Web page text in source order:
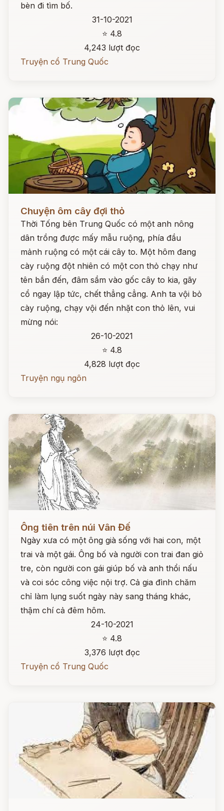
bèn đi tìm bố.
31-10-2021
⭐ 4.8
4,243 lượt đọc
Truyện cổ Trung Quốc
Chuyện ôm cây đợi thỏ
Thời Tống bên Trung Quốc có một anh nông
dân trồng được mấy mẫu ruộng, phía đầu
mảnh ruộng có một cái cây to. Một hôm đang
cày ruộng đột nhiên có một con thỏ chạy như
tên bắn đến, đâm sầm vào gốc cây to kia, gãy
cổ ngay lập tức, chết thẳng cẳng. Anh ta vội bỏ
cày ruộng, chạy vội đến nhặt con thỏ lên, vui
mừng nói:
26-10-2021
⭐ 4.8
4,828 lượt đọc
Truyện ngụ ngôn
Đọc ngay
Ông tiên trên núi Vân Đế
Ngày xưa có một ông già sống với hai con, một
trai và một gái. Ông bố và người con trai đan giỏ
tre, còn người con gái giúp bố và anh thổi nấu
và coi sóc công việc nội trợ. Cả gia đình chăm
chỉ làm lụng suốt ngày này sang tháng khác,
thậm chí cả đêm hôm.
24-10-2021
⭐ 4.8
3,376 lượt đọc
Truyện cổ Trung Quốc